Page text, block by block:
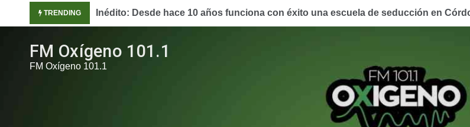
TRENDING
en Córdoba. Cómo vivían los hombres junto a los gliptodontes en nuestra región.
FM Oxígeno 101.1
FM Oxígeno 101.1